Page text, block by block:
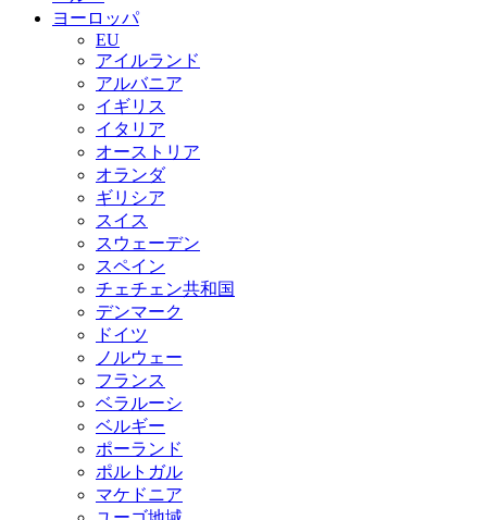
ヨーロッパ
EU
アイルランド
アルバニア
イギリス
イタリア
オーストリア
オランダ
ギリシア
スイス
スウェーデン
スペイン
チェチェン共和国
デンマーク
ドイツ
ノルウェー
フランス
ベラルーシ
ベルギー
ポーランド
ポルトガル
マケドニア